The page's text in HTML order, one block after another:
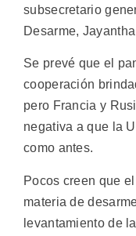
subsecretario
Desarme,
Se prevé que el
cooperación
pero Francia y
negativa a que la
como antes.
Pocos creen que
materia de
levantamiento de